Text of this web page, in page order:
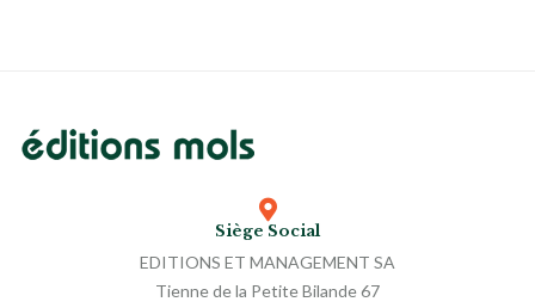
Siège Social
EDITIONS ET MANAGEMENT SA
Tienne de la Petite Bilande 67